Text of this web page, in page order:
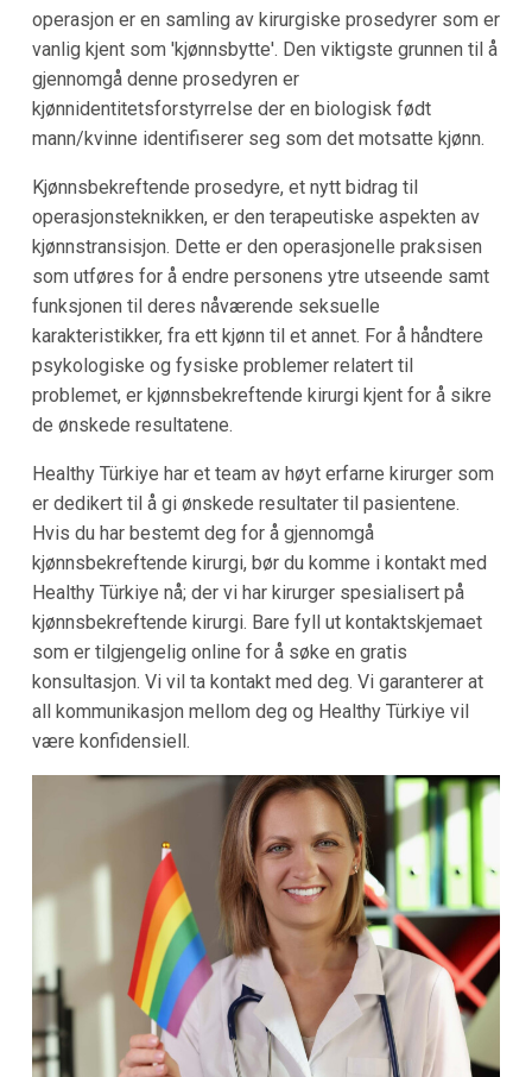
operasjon er en samling av kirurgiske prosedyrer som er
vanlig kjent som 'kjønnsbytte'. Den viktigste grunnen til å
gjennomgå denne prosedyren er
kjønnidentitetsforstyrrelse der en biologisk født
mann/kvinne identifiserer seg som det motsatte kjønn.
Kjønnsbekreftende prosedyre, et nytt bidrag til
operasjonsteknikken, er den terapeutiske aspekten av
kjønnstransisjon. Dette er den operasjonelle praksisen
som utføres for å endre personens ytre utseende samt
funksjonen til deres nåværende seksuelle
karakteristikker, fra ett kjønn til et annet. For å håndtere
psykologiske og fysiske problemer relatert til
problemet, er kjønnsbekreftende kirurgi kjent for å sikre
de ønskede resultatene.
Healthy Türkiye har et team av høyt erfarne kirurger som
er dedikert til å gi ønskede resultater til pasientene.
Hvis du har bestemt deg for å gjennomgå
kjønnsbekreftende kirurgi, bør du komme i kontakt med
Healthy Türkiye nå; der vi har kirurger spesialisert på
kjønnsbekreftende kirurgi. Bare fyll ut kontaktskjemaet
som er tilgjengelig online for å søke en gratis
konsultasjon. Vi vil ta kontakt med deg. Vi garanterer at
all kommunikasjon mellom deg og Healthy Türkiye vil
være konfidensiell.